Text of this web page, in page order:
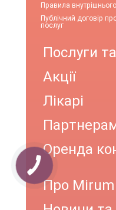
Правила
Публічний договір
послуг
Послуги
Акції
Лікарі
Оренда
Про Mirum